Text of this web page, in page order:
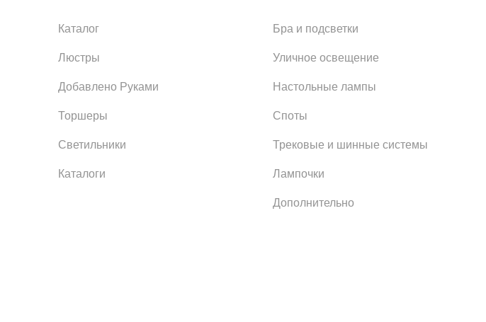
Каталог
Люстры
Добавлено Руками
Торшеры
Светильники
Каталоги
Бра и подсветки
Уличное освещение
Настольные лампы
Споты
Трековые и шинные системы
Лампочки
Дополнительно